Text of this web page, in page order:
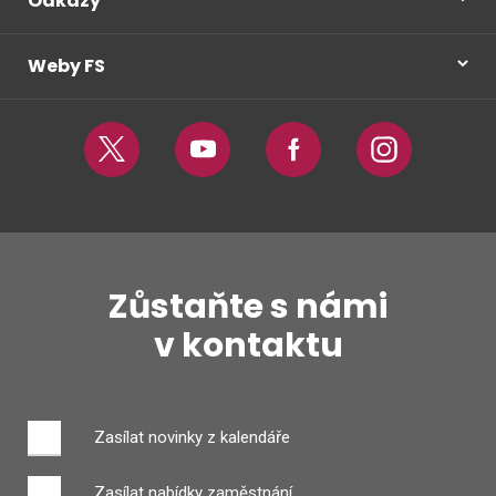
Weby FS
Twitter Youtube Facebook Instagram
Zůstaňte s námi
v kontaktu
Zasílat novinky z kalendáře